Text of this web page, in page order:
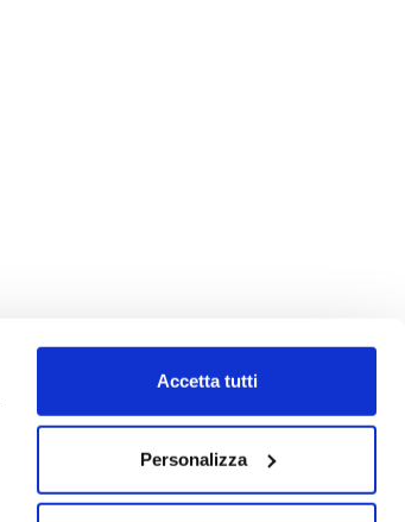
Accetta tutti
Personalizza